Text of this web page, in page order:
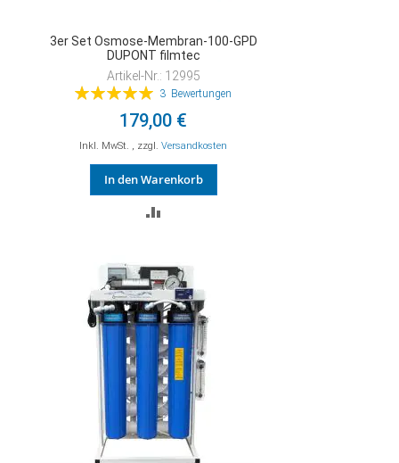
3er Set Osmose-Membran-100-GPD
DUPONT filmtec
Artikel-Nr.: 12995
Bewertung:
3 Bewertungen
179,00 €
Inkl. MwSt. , zzgl.Versandkosten
In den Warenkorb
HINZUFÜGEN